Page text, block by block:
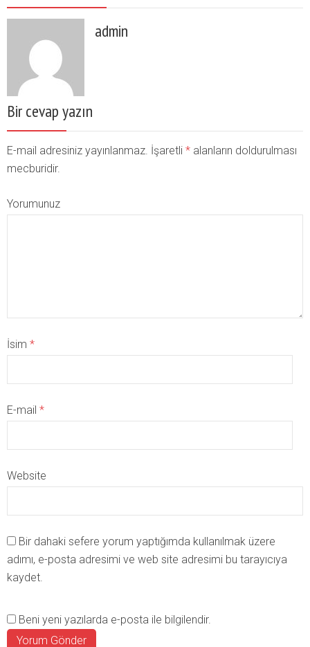
admin
Bir cevap yazın
E-mail adresiniz yayınlanmaz. İşaretli * alanların doldurulması
mecburidir.
Yorumunuz
İsim *
E-mail *
Website
Bir dahaki sefere yorum yaptığımda kullanılmak üzere
adımı, e-posta adresimi ve web site adresimi bu tarayıcıya
kaydet.
Beni yeni yazılarda e-posta ile bilgilendir.